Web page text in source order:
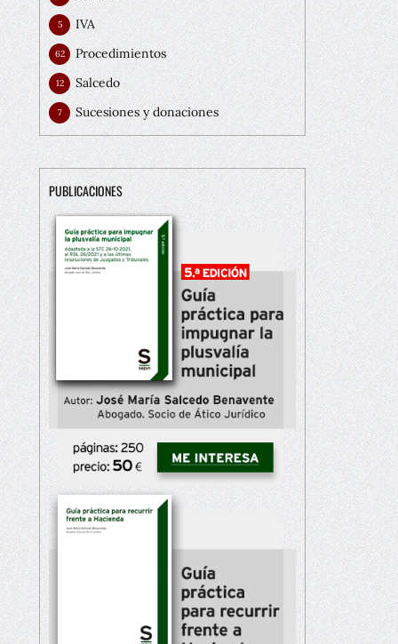
IVA
5
Procedimientos
62
Salcedo
12
Sucesiones y donaciones
7
PUBLICACIONES